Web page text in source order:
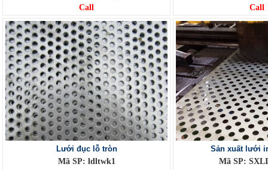
Call
Call
Lưới đục lỗ tròn
Mã SP: ldltwk1
Sản xuất lưới
Mã SP: